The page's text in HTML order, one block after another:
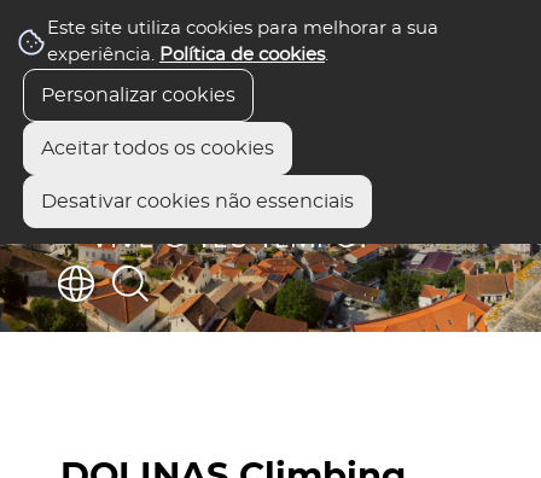
Este site utiliza cookies para melhorar a sua
experiência. Política de cookies.
Personalizar cookies
Aceitar todos os cookies
Desativar cookies não essenciais